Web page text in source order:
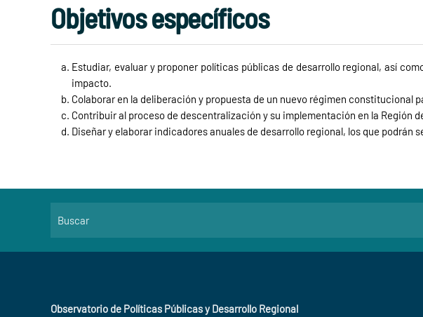
Objetivos específicos
Estudiar, evaluar y proponer políticas públicas de desarrollo regional, así
impacto.
Colaborar en la deliberación y propuesta de un nuevo régimen constitucional
Contribuir al proceso de descentralización y su implementación en la Región
Diseñar y elaborar indicadores anuales de desarrollo regional, los que podrán
Observatorio de Políticas Públicas y Desarrollo Regional